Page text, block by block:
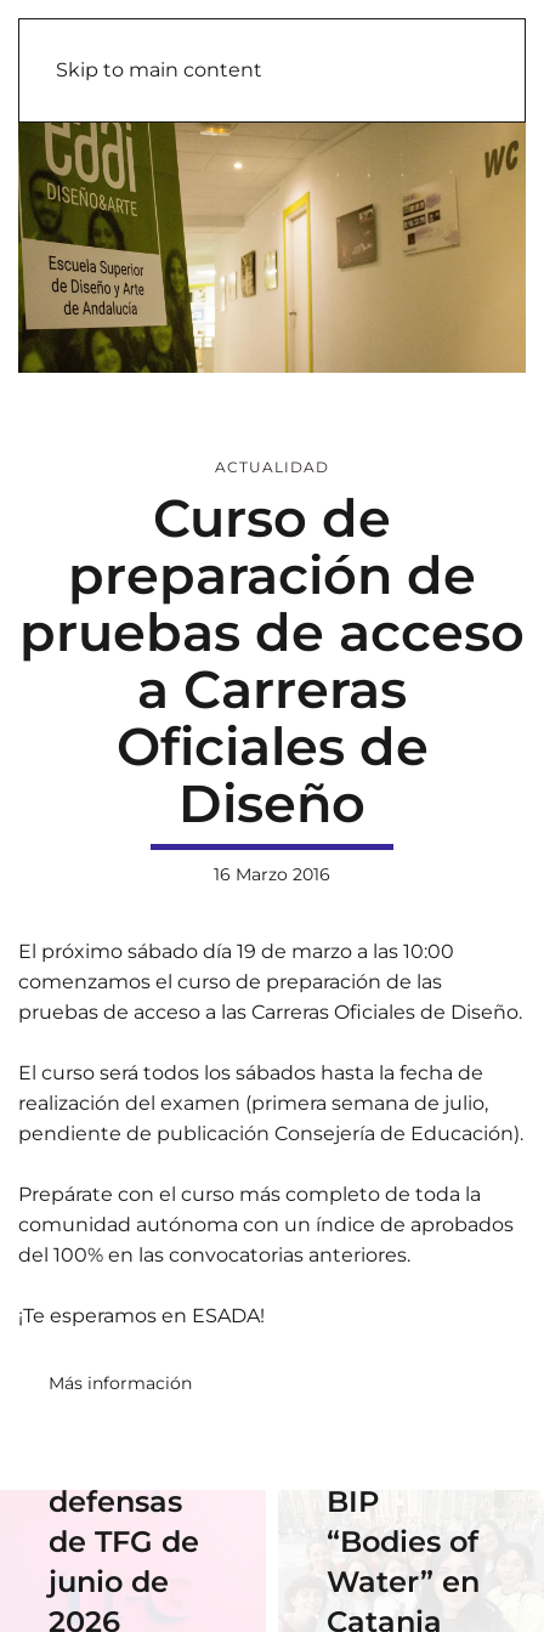
Skip to main content
ACTUALIDAD
Curso de
preparación de
pruebas de acceso
a Carreras
Oficiales de
Diseño
16 Marzo 2016
El próximo sábado día 19 de marzo a las 10:00
comenzamos el curso de preparación de las
pruebas de acceso a las Carreras Oficiales de Diseño.
El curso será todos los sábados hasta la fecha de
realización del examen (primera semana de julio,
pendiente de publicación Consejería de Educación).
Prepárate con el curso más completo de toda la
comunidad autónoma con un índice de aprobados
del 100% en las convocatorias anteriores.
¡Te esperamos en ESADA!
Más información
acceso al
defensas
de TFG de
junio de
2026
01 Junio 2026
Estudiantes
BIP
“Bodies of
Water” en
Catania
06 Abril 2026
Cauce: El
18 Noviembre
2025
Nuestra
alumna